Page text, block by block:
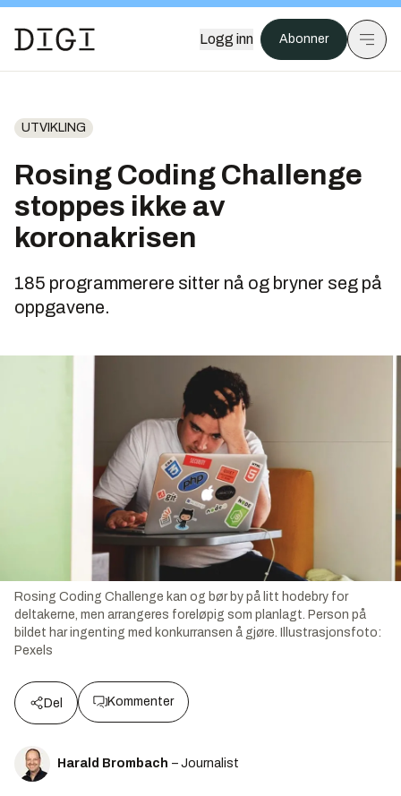
Logg inn Abonner
UTVIKLING
Rosing Coding Challenge
stoppes ikke av
koronakrisen
185 programmerere sitter nå og bryner seg på
oppgavene.
Rosing Coding Challenge kan og bør by på litt hodebry for
deltakerne, men arrangeres foreløpig som planlagt. Person på
bildet har ingenting med konkurransen å gjøre.
Illustrasjonsfoto:
Pexels
Del Kommenter
Harald Brombach – Journalist